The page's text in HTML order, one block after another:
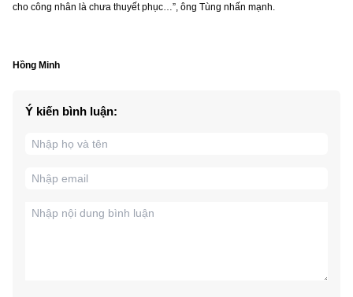
cho công nhân là chưa thuyết phục…”, ông Tùng nhấn mạnh.
Hồng Minh
Ý kiến bình luận: